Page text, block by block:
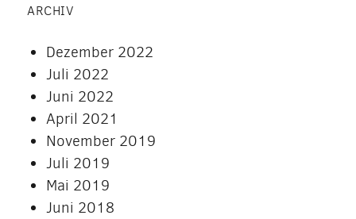
ARCHIV
Dezember 2022
Juli 2022
Juni 2022
April 2021
November 2019
Juli 2019
Mai 2019
Juni 2018